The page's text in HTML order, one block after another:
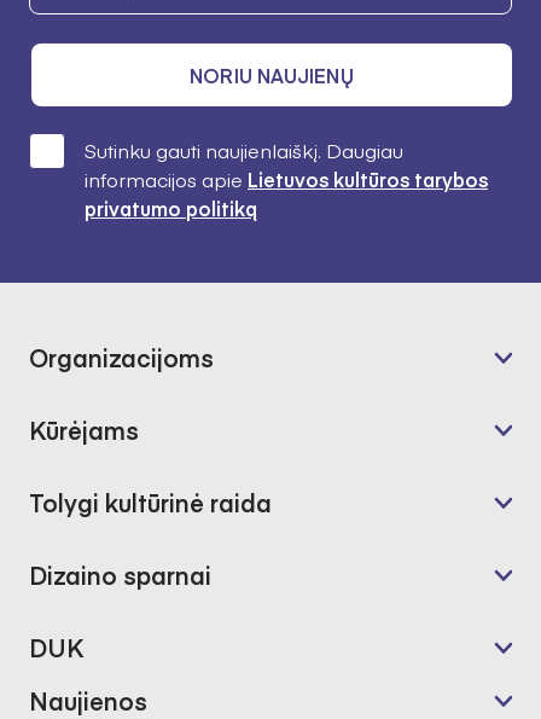
NORIU NAUJIENŲ
Sutinku gauti naujienlaiškį. Daugiau
informacijos apie Lietuvos kultūros tarybos
privatumo politiką
Organizacijoms
Kūrėjams
Tolygi kultūrinė raida
Dizaino sparnai
DUK
Naujienos